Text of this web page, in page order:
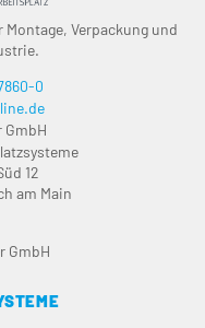
Verpackung und
0
GmbH
12
am Main
GmbH